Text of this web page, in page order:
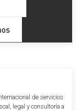
de servicios
legal y consultoría a